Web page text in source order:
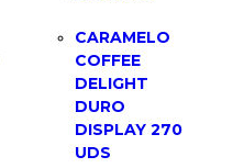
CARAMELO
COFFEE
DELIGHT
DURO
DISPLAY 270
UDS